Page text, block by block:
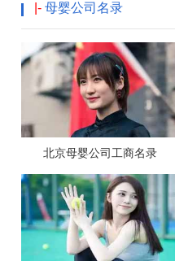
|- 母婴公司名录
北京母婴公司工商名录